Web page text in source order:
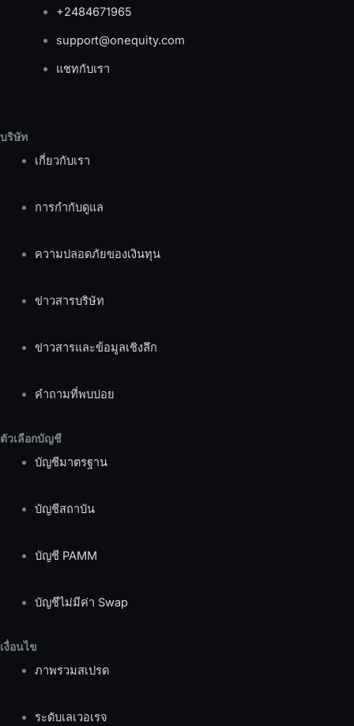
+2484671965
support@onequity.com
แชทกับเรา
บริษัท
เกี่ยวกับเรา
การกำกับดูแล
ความปลอดภัยของเงินทุน
ข่าวสารบริษัท
ข่าวสารและข้อมูลเชิงลึก
คำถามที่พบบ่อย
ตัวเลือกบัญชี
บัญชีมาตรฐาน
บัญชีสถาบัน
บัญชี PAMM
บัญชีไม่มีค่า Swap
เงื่อนไข
ภาพรวมสเปรด
ระดับเลเวอเรจ